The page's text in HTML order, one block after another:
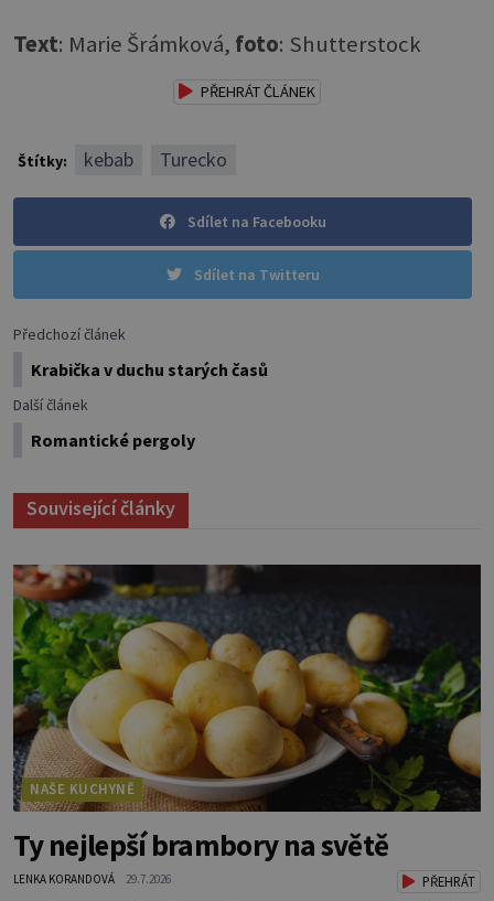
Text: Marie Šrámková, foto: Shutterstock
PŘEHRÁT ČLÁNEK
Štítky: kebab Turecko
Sdílet na Facebooku
Sdílet na Twitteru
Předchozí článek
Krabička v duchu starých časů
Další článek
Romantické pergoly
Související články
NAŠE KUCHYNĚ
Ty nejlepší brambory na světě
LENKA KORANDOVÁ 29.7.2026 PŘEHRÁT